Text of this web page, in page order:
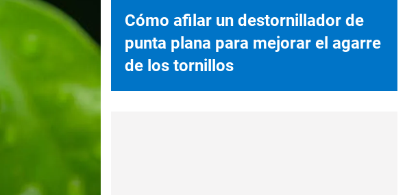
Cómo afilar un destornillador de
punta plana para mejorar el agarre
de los tornillos